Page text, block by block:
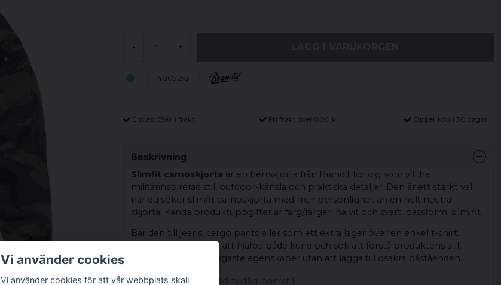
- +
4005.2-3
Endast 59kr i frakt Fri frakt över 800 kr Öppet köp i 30 dagar
Beskrivning
Slimfit camoskjorta är en herrskjorta från Brandit för dig som vill ha
militärinspirerad stil, outdoor-känsla och praktiska detaljer. Den är ett starkt val
när du söker slimfit camoskjorta med mer personlighet än en helt neutral
skjorta. Kända produktuppgifter är färg/färger: na vit och svart, passform: slim fit.
Bär den till jeans, cargo pants eller som ett extra lager över en enkel t-shirt.
Texten är skriven för att hjälpa både kund och sök att förstå produktens stil,
användning och viktigaste egenskaper utan att lägga till osäkra påståenden.
Herrskjorta med tydlig herrstil
Vi använder cookies
Vi använder cookies för att vår webbplats skall